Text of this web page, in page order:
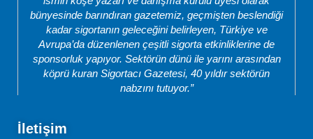
bünyesinde barındıran gazetemiz, geçmişten beslendiği
kadar sigortanın geleceğini belirleyen, Türkiye ve
Avrupa’da düzenlenen çeşitli sigorta etkinliklerine de
sponsorluk yapıyor. Sektörün dünü ile yarını arasından
köprü kuran Sigortacı Gazetesi, 40 yıldır sektörün
nabzını tutuyor.”
İletişim